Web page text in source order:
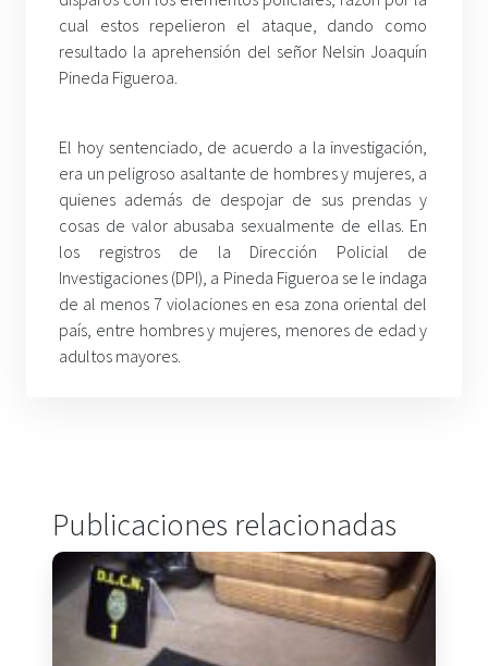
cual estos repelieron el ataque, dando como
resultado la aprehensión del señor Nelsin Joaquín
Pineda Figueroa.
El hoy sentenciado, de acuerdo a la investigación,
era un peligroso asaltante de hombres y mujeres, a
quienes además de despojar de sus prendas y
cosas de valor abusaba sexualmente de ellas. En
los registros de la Dirección Policial de
Investigaciones (DPI), a Pineda Figueroa se le indaga
de al menos 7 violaciones en esa zona oriental del
país, entre hombres y mujeres, menores de edad y
adultos mayores.
Publicaciones relacionadas